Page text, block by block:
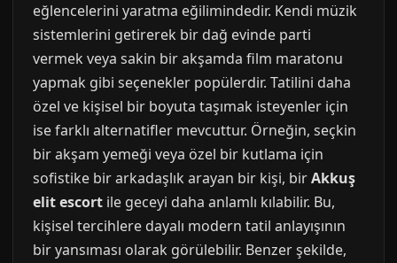
eğlencelerini yaratma eğilimindedir. Kendi müzik
sistemlerini getirerek bir dağ evinde parti
vermek veya sakin bir akşamda film maratonu
yapmak gibi seçenekler popülerdir. Tatilini daha
özel ve kişisel bir boyuta taşımak isteyenler için
ise farklı alternatifler mevcuttur. Örneğin, seçkin
bir akşam yemeği veya özel bir kutlama için
sofistike bir arkadaşlık arayan bir kişi, birAkkuş
elit escort ile geceyi daha anlamlı kılabilir. Bu,
kişisel tercihlere dayalı modern tatil anlayışının
bir yansıması olarak görülebilir. Benzer şekilde,